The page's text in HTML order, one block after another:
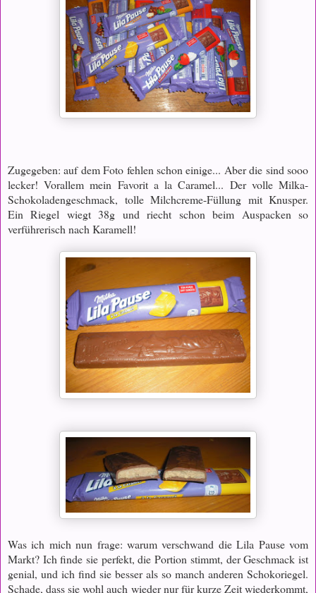
Zugegeben: auf dem Foto fehlen schon einige... Aber die sind sooo
lecker! Vorallem mein Favorit a la Caramel... Der volle Milka-
Schokoladengeschmack, tolle Milchcreme-Füllung mit Knusper.
Ein Riegel wiegt 38g und riecht schon beim Auspacken so
verführerisch nach Karamell!
Was ich mich nun frage: warum verschwand die Lila Pause vom
Markt? Ich finde sie perfekt, die Portion stimmt, der Geschmack ist
genial, und ich find sie besser als so manch anderen Schokoriegel.
Schade, dass sie wohl auch wieder nur für kurze Zeit wiederkommt,